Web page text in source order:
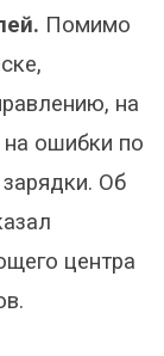
Помимо
на
ошибки по
Об
центра